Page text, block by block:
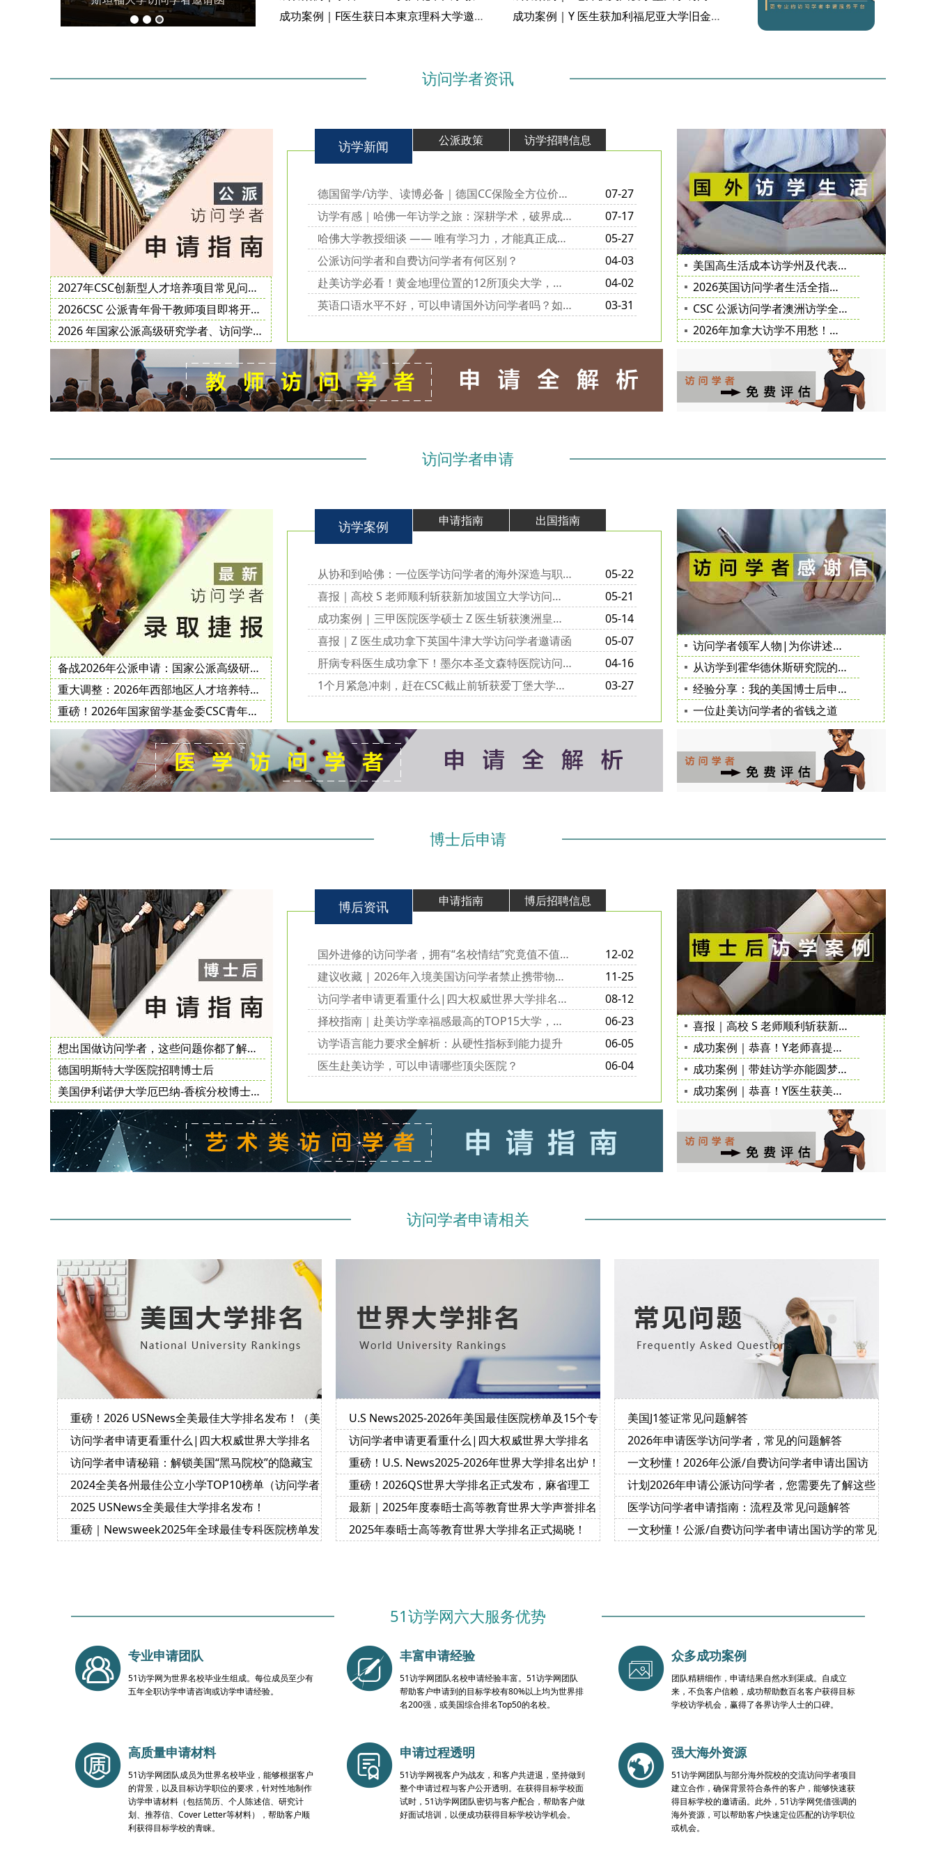
成功案例｜F医生获日本東京理科大学邀请函
成功案例｜Y 医生获加利福尼亚大学旧金山分校邀请函
访问学者资讯
2027年CSC创新型人才培养项目常见问题解答及公派访学邀请函获取指南
2026CSC 公派青年骨干教师项目即将开启，申报要点攻略查收！
2026 年国家公派高级研究学者、访问学者、博士后项目选派规模更新!
访学新闻 公派政策 访学招聘信息
德国留学/访学、读博必备｜德国CC保险全方位价值解析
07-27
访学有感｜哈佛一年访学之旅：深耕学术，破界成长
07-17
哈佛大学教授细谈 —— 唯有学习力，才能真正成为 “顶尖学霸”
05-27
公派访问学者和自费访问学者有何区别？
04-03
赴美访学必看！黄金地理位置的12所顶尖大学，学术与生活双赢
04-02
英语口语水平不好，可以申请国外访问学者吗？如何才能顺利过关？
03-31
美国高生活成本访学州及代表城市、院校汇总（适合访问学者参考）
2026英国访问学者生活全指南（签证、租房、子女入学、保险医疗）
CSC 公派访问学者澳洲访学全攻略（澳洲bupa保险、签证、院校、日常）
2026年加拿大访学不用愁！超全出行指南
访问学者申请
备战2026年公派申请：国家公派高级研究学者、访问学者、博士后项目常见问题解答
重大调整：2026年西部地区人才培养特别项目、地方合作项目地方创新子项目实施办法
重磅！2026年国家留学基金委CSC青年骨干教师项目选派指南公布
访学案例 申请指南 出国指南
从协和到哈佛：一位医学访问学者的海外深造与职业进阶之路
05-22
喜报｜高校 S 老师顺利斩获新加坡国立大学访问学者邀请函
05-21
成功案例 | 三甲医院医学硕士 Z 医生斩获澳洲皇家墨尔本医院访学邀请函
05-14
喜报｜Z 医生成功拿下英国牛津大学访问学者邀请函
05-07
肝病专科医生成功拿下！墨尔本圣文森特医院访问学者邀请函到手
04-16
1个月紧急冲刺，赶在CSC截止前斩获爱丁堡大学访问学者邀请函
03-27
访问学者领军人物|为你讲述赴美经历的诸多益处
从访学到霍华德休斯研究院的科学家选拔
经验分享：我的美国博士后申请历程
一位赴美访问学者的省钱之道
博士后申请
想出国做访问学者，这些问题你都了解了吗
德国明斯特大学医院招聘博士后
美国伊利诺伊大学厄巴纳-香槟分校博士后职位
博后资讯 申请指南 博后招聘信息
国外进修的访问学者，拥有“名校情结”究竟值不值得？
12-02
建议收藏 | 2026年入境美国访问学者禁止携带物品清单
11-25
访问学者申请更看重什么|四大权威世界大学排名榜的评价指标及侧重点
08-12
择校指南｜赴美访学幸福感最高的TOP15大学，榜首竟然是它！
06-23
访学语言能力要求全解析：从硬性指标到能力提升​
06-05
医生赴美访学，可以申请哪些顶尖医院？
06-04
喜报｜高校 S 老师顺利斩获新加坡国立大学访问学者邀请函
成功案例｜恭喜！Y老师喜提不列颠哥伦比亚大学邀请函
成功案例｜带娃访学亦能圆梦！S 医生顺利拿下梅奥诊所访问学者邀请函
成功案例｜恭喜！Y医生获美国梅奥诊所访问学者邀请函
访问学者申请相关
重磅！2026 USNews全美最佳大学排名发布！（美
国访学必读）
访问学者申请更看重什么|四大权威世界大学排名
榜的评价指标及侧重点
访问学者申请秘籍：解锁美国“黑马院校”的隐藏宝
藏
2024全美各州最佳公立小学TOP10榜单（访问学者
带娃赴美访学参考）
2025 USNews全美最佳大学排名发布！
重磅｜Newsweek2025年全球最佳专科医院榜单发
U.S News2025-2026年美国最佳医院榜单及15个专
科排名
访问学者申请更看重什么|四大权威世界大学排名
榜的评价指标及侧重点
重磅！U.S. News2025-2026年世界大学排名出炉！
重磅！2026QS世界大学排名正式发布，麻省理工
学院连续第14年位居榜首
最新｜2025年度泰晤士高等教育世界大学声誉排名
正式揭晓！
2025年泰晤士高等教育世界大学排名正式揭晓！
美国J1签证常见问题解答
2026年申请医学访问学者，常见的问题解答
一文秒懂！2026年公派/自费访问学者申请出国访
学的常见问题解答
计划2026年申请公派访问学者，您需要先了解这些
重点……
医学访问学者申请指南：流程及常见问题解答
一文秒懂！公派/自费访问学者申请出国访学的常见
51访学网六大服务优势
专业申请团队
51访学网为世界名校毕业生组成。每位成员至少有
五年全职访学申请咨询或访学申请经验。
丰富申请经验
51访学网团队名校申请经验丰富。51访学网团队
帮助客户申请到的目标学校有80%以上均为世界排
名200强，或美国综合排名Top50的名校。
众多成功案例
团队精耕细作，申请结果自然水到渠成。自成立
来，不负客户信赖，成功帮助数百名客户获得目标
学校访学机会，赢得了各界访学人士的口碑。
高质量申请材料
51访学网团队成员为世界名校毕业，能够根据客户
的背景，以及目标访学职位的要求，针对性地制作
访学申请材料（包括简历、个人陈述信、研究计
划、推荐信、Cover Letter等材料），帮助客户顺
利获得目标学校的青睐。
申请过程透明
51访学网视客户为战友，和客户共进退，坚持做到
整个申请过程与客户公开透明。在获得目标学校面
试时，51访学网团队密切与客户配合，帮助客户做
好面试培训，以便成功获得目标学校访学机会。
强大海外资源
51访学网团队与部分海外院校的交流访问学者项目
建立合作，确保背景符合条件的客户，能够快速获
得目标学校的邀请函。此外，51访学网凭借强调的
海外资源，可以帮助客户快速定位匹配的访学职位
或机会。